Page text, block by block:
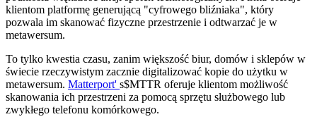
klientom platformę generującą "cyfrowego bliźniaka", który
pozwala im skanować fizyczne przestrzenie i odtwarzać je w
metawersum.
To tylko kwestia czasu, zanim większość biur, domów i sklepów w
świecie rzeczywistym zacznie digitalizować kopie do użytku w
metawersum. Matterport' s$MTTR oferuje klientom możliwość
skanowania ich przestrzeni za pomocą sprzętu służbowego lub
zwykłego telefonu komórkowego.